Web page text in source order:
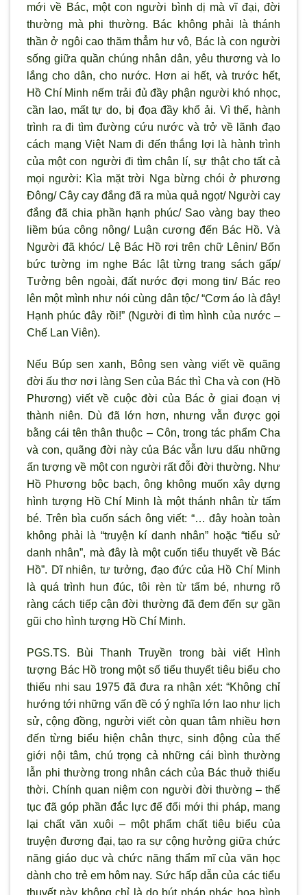
mới về Bác, một con người bình dị mà vĩ đại, đời
thường mà phi thường. Bác không phải là thánh
thần ở ngôi cao thăm thẳm hư vô, Bác là con người
sống giữa quần chúng nhân dân, yêu thương và lo
lắng cho dân, cho nước. Hơn ai hết, và trước hết,
Hồ Chí Minh nếm trải đủ đầy phận người khó nhọc,
cần lao, mất tự do, bị đọa đầy khổ ải. Vì thế, hành
trình ra đi tìm đường cứu nước và trở về lãnh đạo
cách mạng Việt Nam đi đến thắng lợi là hành trình
của một con người đi tìm chân lí, sự thật cho tất cả
mọi người: Kìa mặt trời Nga bừng chói ở phương
Đông/ Cây cay đắng đã ra mùa quả ngọt/ Người cay
đắng đã chia phần hạnh phúc/ Sao vàng bay theo
liềm búa công nông/ Luận cương đến Bác Hồ. Và
Người đã khóc/ Lệ Bác Hồ rơi trên chữ Lênin/ Bốn
bức tường im nghe Bác lật từng trang sách gấp/
Tưởng bên ngoài, đất nước đợi mong tin/ Bác reo
lên một mình như nói cùng dân tộc/ “Cơm áo là đây!
Hạnh phúc đây rồi!” (Người đi tìm hình của nước –
Chế Lan Viên).
Nếu Búp sen xanh, Bông sen vàng viết về quãng
đời ấu thơ nơi làng Sen của Bác thì Cha và con (Hồ
Phương) viết về cuộc đời của Bác ở giai đoạn vị
thành niên. Dù đã lớn hơn, nhưng vẫn được gọi
bằng cái tên thân thuộc – Côn, trong tác phẩm Cha
và con, quãng đời này của Bác vẫn lưu dấu những
ấn tượng về một con người rất đỗi đời thường. Như
Hồ Phương bộc bạch, ông không muốn xây dựng
hình tượng Hồ Chí Minh là một thánh nhân từ tấm
bé. Trên bìa cuốn sách ông viết: “… đây hoàn toàn
không phải là “truyện kí danh nhân” hoặc “tiểu sử
danh nhân”, mà đây là một cuốn tiểu thuyết về Bác
Hồ”. Dĩ nhiên, tư tưởng, đạo đức của Hồ Chí Minh
là quá trình hun đúc, tôi rèn từ tấm bé, nhưng rõ
ràng cách tiếp cận đời thường đã đem đến sự gần
gũi cho hình tượng Hồ Chí Minh.
PGS.TS. Bùi Thanh Truyền trong bài viết Hình
tượng Bác Hồ trong một số tiểu thuyết tiêu biểu cho
thiếu nhi sau 1975 đã đưa ra nhận xét: “Không chỉ
hướng tới những vấn đề có ý nghĩa lớn lao như lịch
sử, cộng đồng, người viết còn quan tâm nhiều hơn
đến từng biểu hiện chân thực, sinh động của thế
giới nội tâm, chú trọng cả những cái bình thường
lẫn phi thường trong nhân cách của Bác thuở thiếu
thời. Chính quan niệm con người đời thường – thế
tục đã góp phần đắc lực để đổi mới thi pháp, mang
lại chất văn xuôi – một phẩm chất tiêu biểu của
truyện đương đại, tạo ra sự cộng hưởng giữa chức
năng giáo dục và chức năng thẩm mĩ của văn học
dành cho trẻ em hôm nay. Sức hấp dẫn của các tiểu
thuyết này không chỉ là do bút pháp phác họa hình